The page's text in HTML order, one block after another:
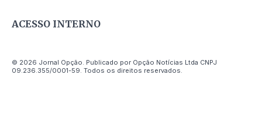
ACESSO INTERNO
© 2026 Jornal Opção. Publicado por Opção Notícias Ltda CNPJ
09.236.355/0001-59. Todos os direitos reservados.